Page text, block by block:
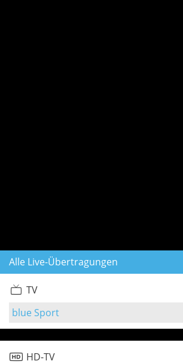
Alle Live-Übertragungen
TV
blue Sport
HD-TV